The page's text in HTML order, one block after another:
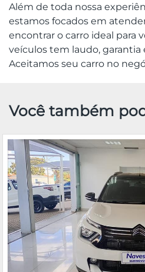
Além de toda nossa
estamos focados em
encontrar o carro ideal para
veículos tem laudo, garantia
Aceitamos seu carro no
Você também